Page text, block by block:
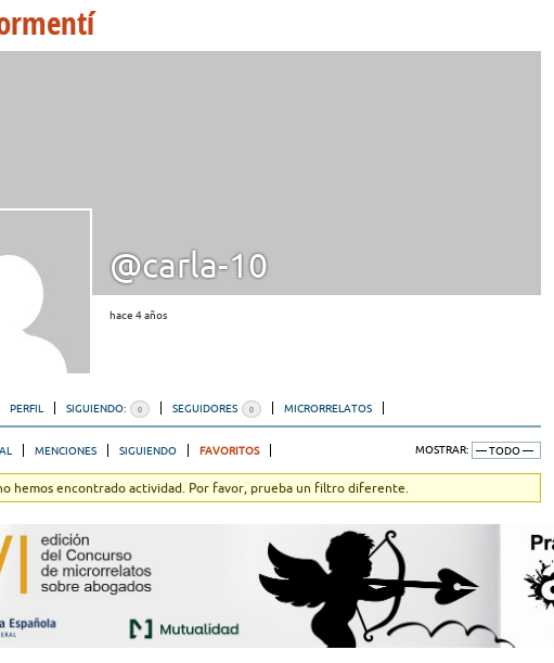
@carla-10
hace 4 años
PERFIL SIGUIENDO: 0 SEGUIDORES 0 MICRORRELATOS
MENCIONES SIGUIENDO FAVORITOS MOSTRAR:
hemos encontrado actividad. Por favor, prueba un filtro diferente.